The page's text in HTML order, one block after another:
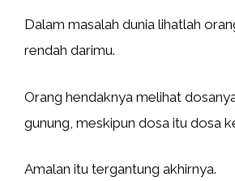
Dalam masalah dunia lihatlah
rendah darimu.
Orang hendaknya melihat
gunung, meskipun dosa itu dosa
Amalan itu tergantung akhirnya.